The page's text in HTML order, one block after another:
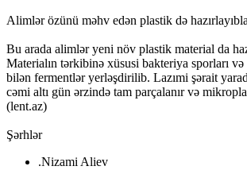
Alimlər özünü məhv edən plastik də
Bu arada alimlər yeni növ plastik material da
Materialın tərkibinə xüsusi bakteriya sporları
bilən fermentlər yerləşdirilib. Lazımi şərait
cəmi altı gün ərzində tam parçalanır və
(lent.az)
Şərhlər
.Nizami Aliev